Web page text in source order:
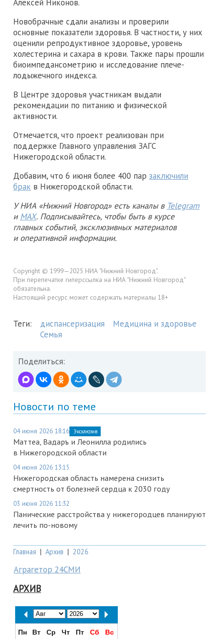
Алексей Никонов.
Новобрачные сдали анализы и проверили
основные показатели здоровья. В частности, у них
оценили репродуктивное здоровье, уровень
холестерина и сахара в крови. Также пары прошли
биоимпедансометрию и исследование плече-
лодыжечного индекса.
В Центре здоровья участникам выдали
рекомендации по питанию и физической
активности.
Отмечается, что проект реализован при
поддержке Главного управления ЗАГС
Нижегородской области.
Добавим, что 6 июня более 400 пар заключили
брак в Нижегородской области.
У НИА «Нижний Новгород» есть каналы в Telegram
и MAX. Подписывайтесь, чтобы быть в курсе
главных событий, эксклюзивных материалов
и оперативной информации.
Copyright © 1999—2025 НИА "Нижний Новгород".
При перепечатке гиперссылка на НИА "Нижний Новгород"
обязательна.
Настоящий ресурс может содержать материалы 18+
Теги: диспансеризация
Медицина и здоровье
Семья
Поделиться:
Новости по теме
04 июня 2026 18:16 Эксклюзив
Маттеа, Вадаръ и Леонилла родились
в Нижегородской области
04 июня 2026 13:15
Нижегородская область намерена снизить
смертность от болезней сердца к 2030 году
03 июня 2026 11:32
Панические расстройства у нижегородцев планируют
лечить по-новому
Главная | Архив | 2026
Аграгетор 24СМИ
АРХИВ
Пн Вт Ср Чт Пт Сб
Вс